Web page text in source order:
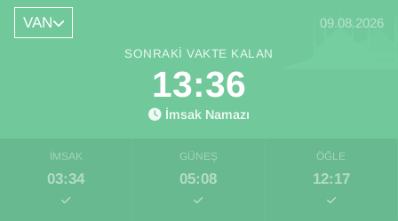
VAN 09.08.2026
SONRAKI VAKTE KALAN
13:36
İmsak Namazı
İMSAK
03:34
GÜNEŞ
05:08
ÖĞLE
12:17